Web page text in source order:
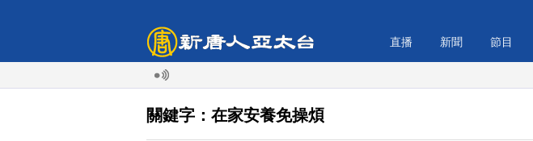
直播 新聞 節目
關鍵字：在家安養免操煩